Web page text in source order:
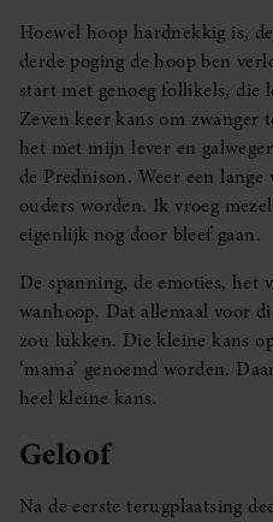
Hoewel hoop hardnekkig is,
derde poging de hoop ben
start met genoeg follikels, die
Zeven keer kans om zwanger
het met mijn lever en
de Prednison. Weer een
ouders worden. Ik vroeg
eigenlijk nog door bleef gaan.
De spanning, de emoties, het
wanhoop. Dat allemaal voor
zou lukken. Die kleine kans
‘mama’ genoemd worden.
heel kleine kans.
Geloof
Na de eerste terugplaatsing